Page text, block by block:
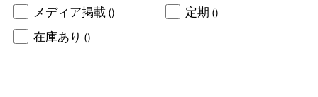
メディア掲載 () 定期 ()
在庫あり ()